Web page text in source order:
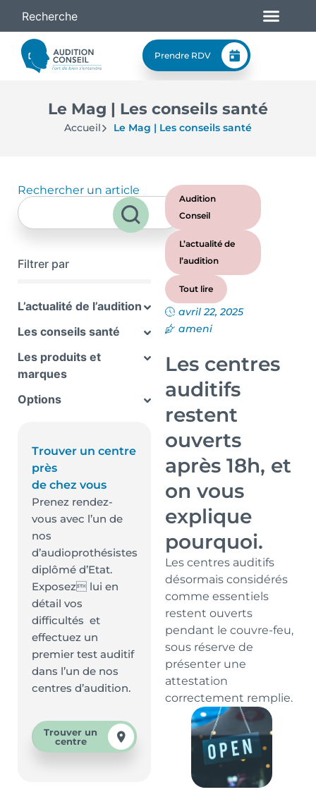
Prendre RDV
Le Mag | Les conseils santé
Accueil Le Mag | Les conseils santé
Rechercher un article
Filtrer par
L’actualité de l’audition
Les conseils santé
Les produits et
marques
Options
Trouver un centre
près
de chez vous
Prenez rendez-
vous avec l’un de
nos
d’audioprothésistes
diplômé d’Etat.
Exposez lui en
détail vos
difficultés et
effectuez un
premier test auditif
dans l’un de nos
centres d’audition.
Trouver un
centre
Audition
Conseil
L’actualité de
l’audition
Tout lire
avril 22, 2025
ameni
Les centres
auditifs
restent
ouverts
après 18h, et
on vous
explique
pourquoi.
Les centres auditifs
désormais considérés
comme essentiels
restent ouverts
pendant le couvre-feu,
sous réserve de
présenter une
attestation
correctement remplie.